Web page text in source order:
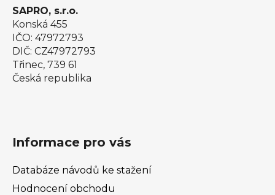
SAPRO, s.r.o.
Konská 455
IČO: 47972793
DIČ: CZ47972793
Třinec, 739 61
Česká republika
Informace pro vás
Databáze návodů ke stažení
Hodnocení obchodu